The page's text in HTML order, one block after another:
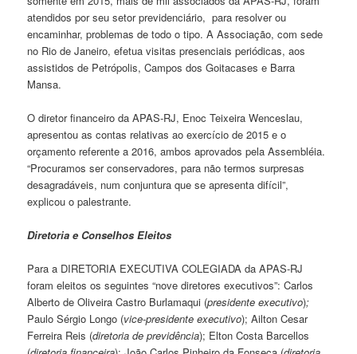
atendidos por seu setor previdenciário, para resolver ou
encaminhar, problemas de todo o tipo. A Associação, com sede
no Rio de Janeiro, efetua visitas presenciais periódicas, aos
assistidos de Petrópolis, Campos dos Goitacases e Barra
Mansa.
O diretor financeiro da APAS-RJ, Enoc Teixeira Wenceslau,
apresentou as contas relativas ao exercício de 2015 e o
orçamento referente a 2016, ambos aprovados pela Assembléia.
“Procuramos ser conservadores, para não termos surpresas
desagradáveis, num conjuntura que se apresenta difícil”,
explicou o palestrante.
Diretoria e Conselhos Eleitos
Para a DIRETORIA EXECUTIVA COLEGIADA da APAS-RJ
foram eleitos os seguintes “nove diretores executivos”: Carlos
Alberto de Oliveira Castro Burlamaqui (presidente executivo);
Paulo Sérgio Longo (vice-presidente executivo); Ailton Cesar
Ferreira Reis (diretoria de previdência); Elton Costa Barcellos